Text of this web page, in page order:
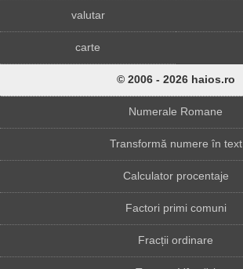
valutar
carte
© 2006 - 2026 haios.ro
Numerale Romane
Transformă numere în text
Calculator procentaje
Factori primi comuni
Fracții ordinare